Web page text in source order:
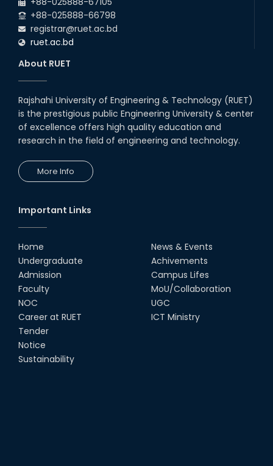
with Japanese Industry Leader
Engages Final-Year Students
16th Oct, 25
Seminar on " Milimeter Wave
System and Circuit Design for
Highly Integrated RADAR
Transceivers"
on the World Stage
22nd Sep, 25
MTE Career Club Execuitve
Committee 2024-2025
14th Sep, 25
+88-025888-66798
registrar@ruet.ac.bd
ruet.ac.bd
About RUET
Rajshahi University of Engineering & Technology (RUET)
is the prestigious public Engineering University & center
of excellence offers high quality education and
research in the field of engineering and technology.
More Info
Important Links
Home
Undergraduate
Admission
Faculty
NOC
Career at RUET
Tender
Notice
Sustainability
News & Events
Achivements
Campus Lifes
MoU/Collaboration
UGC
ICT Ministry